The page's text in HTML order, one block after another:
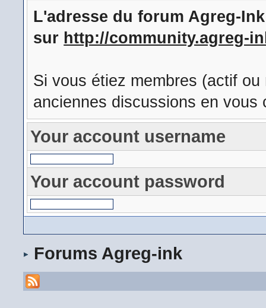
L'adresse du forum Agreg-
sur http://community.agreg-
Si vous étiez membres (actif
anciennes discussions en
Your account username
Your account password
Forums Agreg-ink